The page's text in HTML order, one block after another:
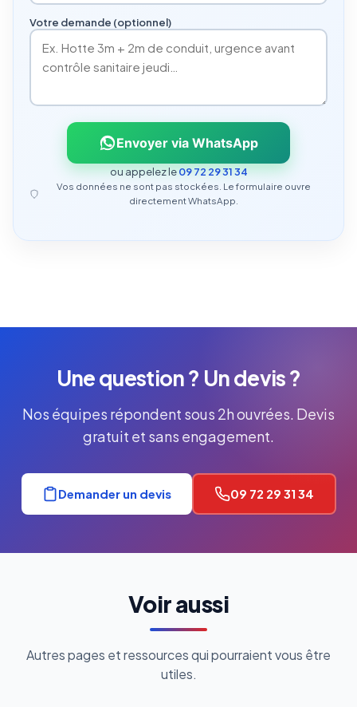
Votre demande (optionnel)
Envoyer via WhatsApp
ou appelez le09 72 29 31 34
Vos données ne sont pas stockées. Le formulaire ouvre
directement WhatsApp.
Une question ? Un devis ?
Nos équipes répondent sous 2h ouvrées. Devis
gratuit et sans engagement.
Demander un devis 09 72 29 31 34
Voir aussi
Autres pages et ressources qui pourraient vous être
utiles.